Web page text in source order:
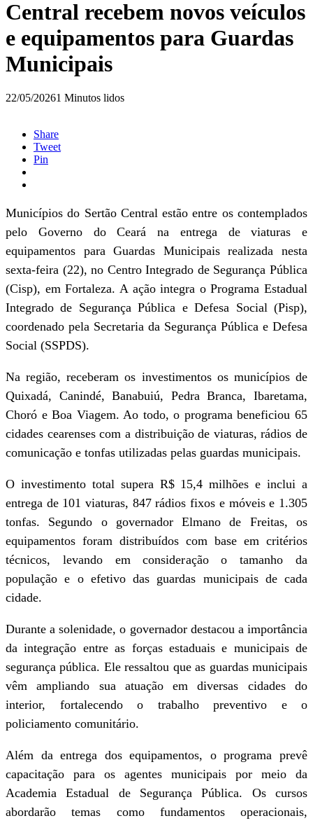
Central recebem novos veículos
e equipamentos para Guardas
Municipais
22/05/20261 Minutos lidos
Share
Tweet
Pin
Municípios do Sertão Central estão entre os contemplados
pelo Governo do Ceará na entrega de viaturas e
equipamentos para Guardas Municipais realizada nesta
sexta-feira (22), no Centro Integrado de Segurança Pública
(Cisp), em Fortaleza. A ação integra o Programa Estadual
Integrado de Segurança Pública e Defesa Social (Pisp),
coordenado pela Secretaria da Segurança Pública e Defesa
Social (SSPDS).
Na região, receberam os investimentos os municípios de
Quixadá, Canindé, Banabuiú, Pedra Branca, Ibaretama,
Choró e Boa Viagem. Ao todo, o programa beneficiou 65
cidades cearenses com a distribuição de viaturas, rádios de
comunicação e tonfas utilizadas pelas guardas municipais.
O investimento total supera R$ 15,4 milhões e inclui a
entrega de 101 viaturas, 847 rádios fixos e móveis e 1.305
tonfas. Segundo o governador Elmano de Freitas, os
equipamentos foram distribuídos com base em critérios
técnicos, levando em consideração o tamanho da
população e o efetivo das guardas municipais de cada
cidade.
Durante a solenidade, o governador destacou a importância
da integração entre as forças estaduais e municipais de
segurança pública. Ele ressaltou que as guardas municipais
vêm ampliando sua atuação em diversas cidades do
interior, fortalecendo o trabalho preventivo e o
policiamento comunitário.
Além da entrega dos equipamentos, o programa prevê
capacitação para os agentes municipais por meio da
Academia Estadual de Segurança Pública. Os cursos
abordarão temas como fundamentos operacionais,